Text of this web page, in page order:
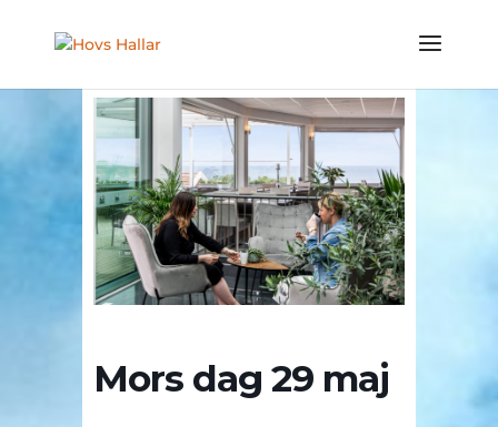
Mors dag 29 maj